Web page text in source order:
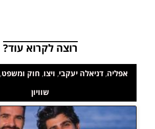
רוצה לקרוא עוד?
אפליה, דניאלה יעקבי, ויצו, חוק ומשפט,
שוויון